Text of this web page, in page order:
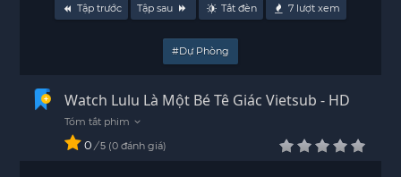
Tập trước Tập sau Tắt đèn 7 lượt xem
#Dự Phòng
Watch Lulu Là Một Bé Tê Giác Vietsub - HD
0 / 5 0 đánh giá